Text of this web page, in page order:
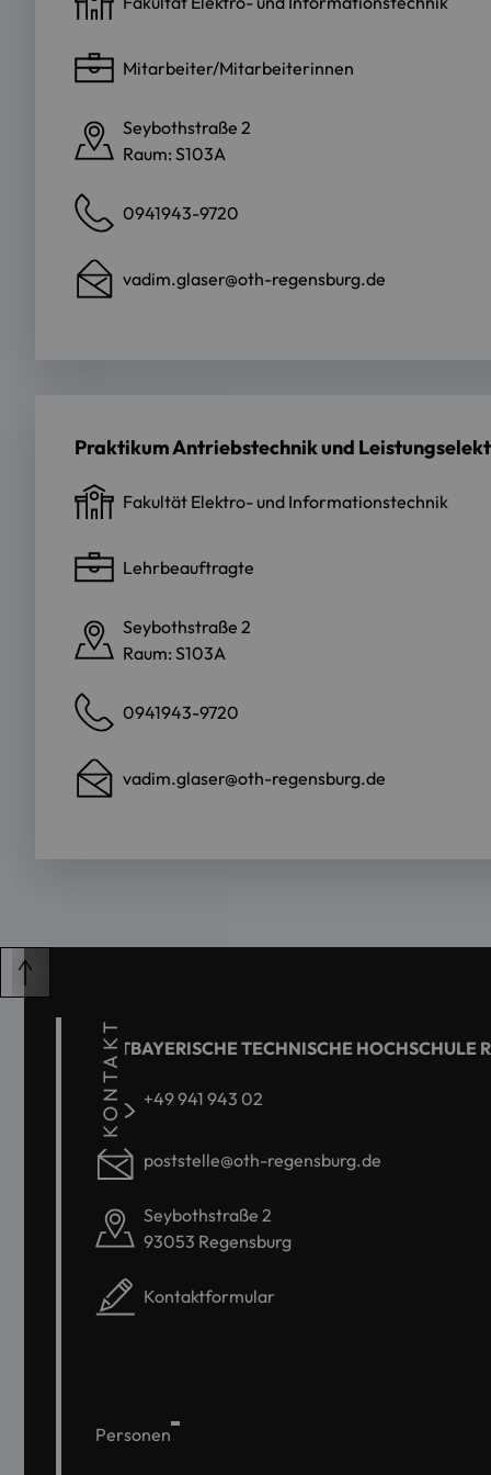
Mitarbeiter/Mitarbeiterinnen
Seybothstraße 2
Raum: S103A
0941943-9720
vadim.glaser@oth-regensburg.de
Praktikum Antriebstechnik und
Fakultät Elektro- und Informationstechnik
Lehrbeauftragte
Seybothstraße 2
Raum: S103A
0941943-9720
vadim.glaser@oth-regensburg.de
KONTAKT
OSTBAYERISCHE TECHNISCHE HOCHSCHULE
+49 941 943 02
poststelle@oth-regensburg.de
Seybothstraße 2
93053 Regensburg
Kontaktformular
Personen